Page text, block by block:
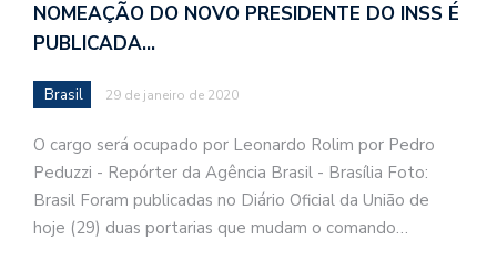
NOMEAÇÃO DO NOVO PRESIDENTE DO INSS É
PUBLICADA…
Brasil 29 de janeiro de 2020
O cargo será ocupado por Leonardo Rolim por Pedro
Peduzzi - Repórter da Agência Brasil - Brasília Foto:
Brasil Foram publicadas no Diário Oficial da União de
hoje (29) duas portarias que mudam o comando…